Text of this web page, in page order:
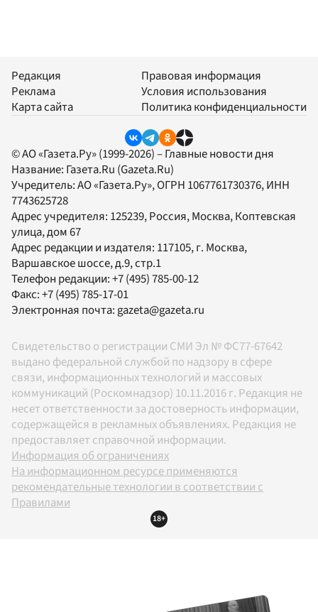
Редакция
Реклама
Карта сайта
Правовая информация
Условия использования
Политика конфиденциальности
© АО «Газета.Ру» (1999-2026) – Главные новости дня
Название: Газета.Ru (Gazeta.Ru)
Учредитель:АО «Газета.Ру», ОГРН 1067761730376, ИНН
7743625728
Адрес учредителя: 125239, Россия, Москва, Коптевская
улица, дом 67
Адрес редакции и издателя: 117105, г. Москва,
Варшавское шоссе, д.9, стр.1
Телефон редакции:+7 (495) 785-00-12
Факс:+7 (495) 785-17-01
Электронная почта: gazeta@gazeta.ru
Свидетельство о регистрации СМИ Эл № ФС77-67642
выдано федеральной службой по надзору в сфере
связи, информационных технологий и массовых
коммуникаций (Роскомнадзор) 10.11.2016 г. Редакция не
несет ответственности за достоверность информации,
содержащейся в рекламных объявлениях. Редакция не
предоставляет справочной информации.
Информация об ограничениях
На информационном ресурсе применяются
рекомендательные технологии в соответствии с
Правилами
18+